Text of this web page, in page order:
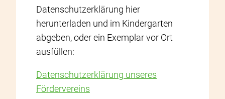
Datenschutzerklärung hier
herunterladen und im Kindergarten
abgeben, oder ein Exemplar vor Ort
ausfüllen:
Datenschutzerklärung unseres
Fördervereins